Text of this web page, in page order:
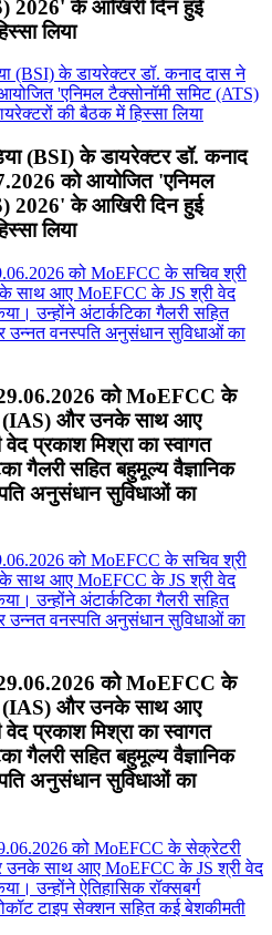
2026' के आखिरी दिन हुई
लिया
(BSI) के डायरेक्टर डॉ. कनाद
को आयोजित 'एनिमल
2026' के आखिरी दिन हुई
लिया
को MoEFCC के
(IAS) और उनके साथ आए
प्रकाश मिश्रा का स्वागत
गैलरी सहित बहुमूल्य वैज्ञानिक
अनुसंधान सुविधाओं का
को MoEFCC के
(IAS) और उनके साथ आए
प्रकाश मिश्रा का स्वागत
गैलरी सहित बहुमूल्य वैज्ञानिक
अनुसंधान सुविधाओं का